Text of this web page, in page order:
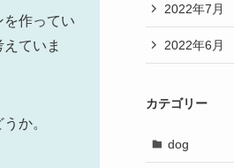
作ってい
ていま
か。
2022年7月
2022年6月
カテゴリー
dog